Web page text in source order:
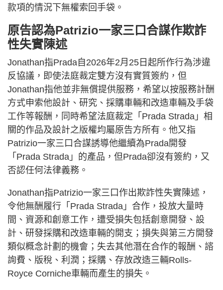
款項的情況下無權索回手袋。
原告認為Patrizio一家三口合謀作欺詐
性失實陳述
Jonathan指Prada自2026年2月25日起所作行為涉違
反協議，即使法庭裁定雙方沒有實質簽約，但
Jonathan指他並非無償提供服務，希望以按服務計酬
方式申索他設計、研究、採購車輛和改造車輛及手袋
工作等報酬，同時希望法庭裁定「Prada Strada」相
關的作品及設計之版權均屬原告方所有。他又指
Patrizio一家三口合謀誘導他繼續為Prada開發
「Prada Strada」的產品，但Prada卻沒有簽約，又
否認任何法律義務。
Jonathan指Patrizio一家三口作出欺詐性失實陳述，
令他無酬履行「Prada Strada」合作，投放大量時
間、資源和創意工作，遭受損失包括創意開發、設
計、研發採購和改造車輛的開支；損失與第三方開發
類似概念計劃的機會；失去其他潛在合作的報酬、諮
詢費、版稅、利潤；採購、存放改造三輛Rolls-
Royce Corniche車輛而產生的損失。